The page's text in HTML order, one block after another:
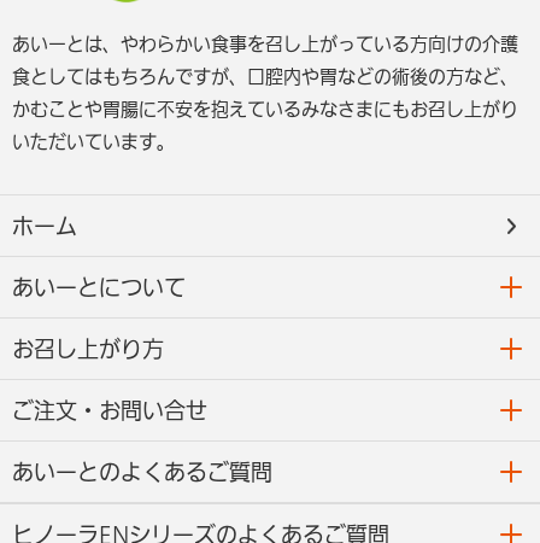
あいーとは、やわらかい食事を召し上がっている方向けの介護
食としてはもちろんですが、口腔内や胃などの術後の方など、
かむことや胃腸に不安を抱えているみなさまにもお召し上がり
いただいています。
ホーム
あいーとについて
お召し上がり方
ご注文・お問い合せ
あいーとのよくあるご質問
ヒノーラENシリーズのよくあるご質問